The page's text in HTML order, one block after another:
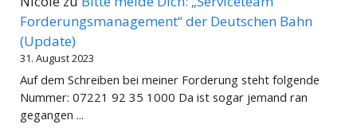
Forderungsmanagement“ der Deutschen Bahn
(Update)
31. August 2023
Auf dem Schreiben bei meiner Forderung steht folgende
Nummer: 07221 92 35 1000 Da ist sogar jemand ran
gegangen ...